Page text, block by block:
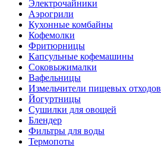
Электрочайники
Аэрогрили
Кухонные комбайны
Кофемолки
Фритюрницы
Капсульные кофемашины
Соковыжималки
Вафельницы
Измельчители пищевых отходов
Йогуртницы
Сушилки для овощей
Блендер
Фильтры для воды
Термопоты